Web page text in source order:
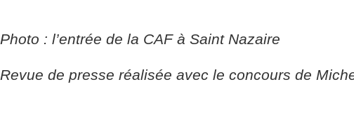
Photo : l’entrée de la CAF à Saint Nazaire
Revue de presse réalisée avec le concours de